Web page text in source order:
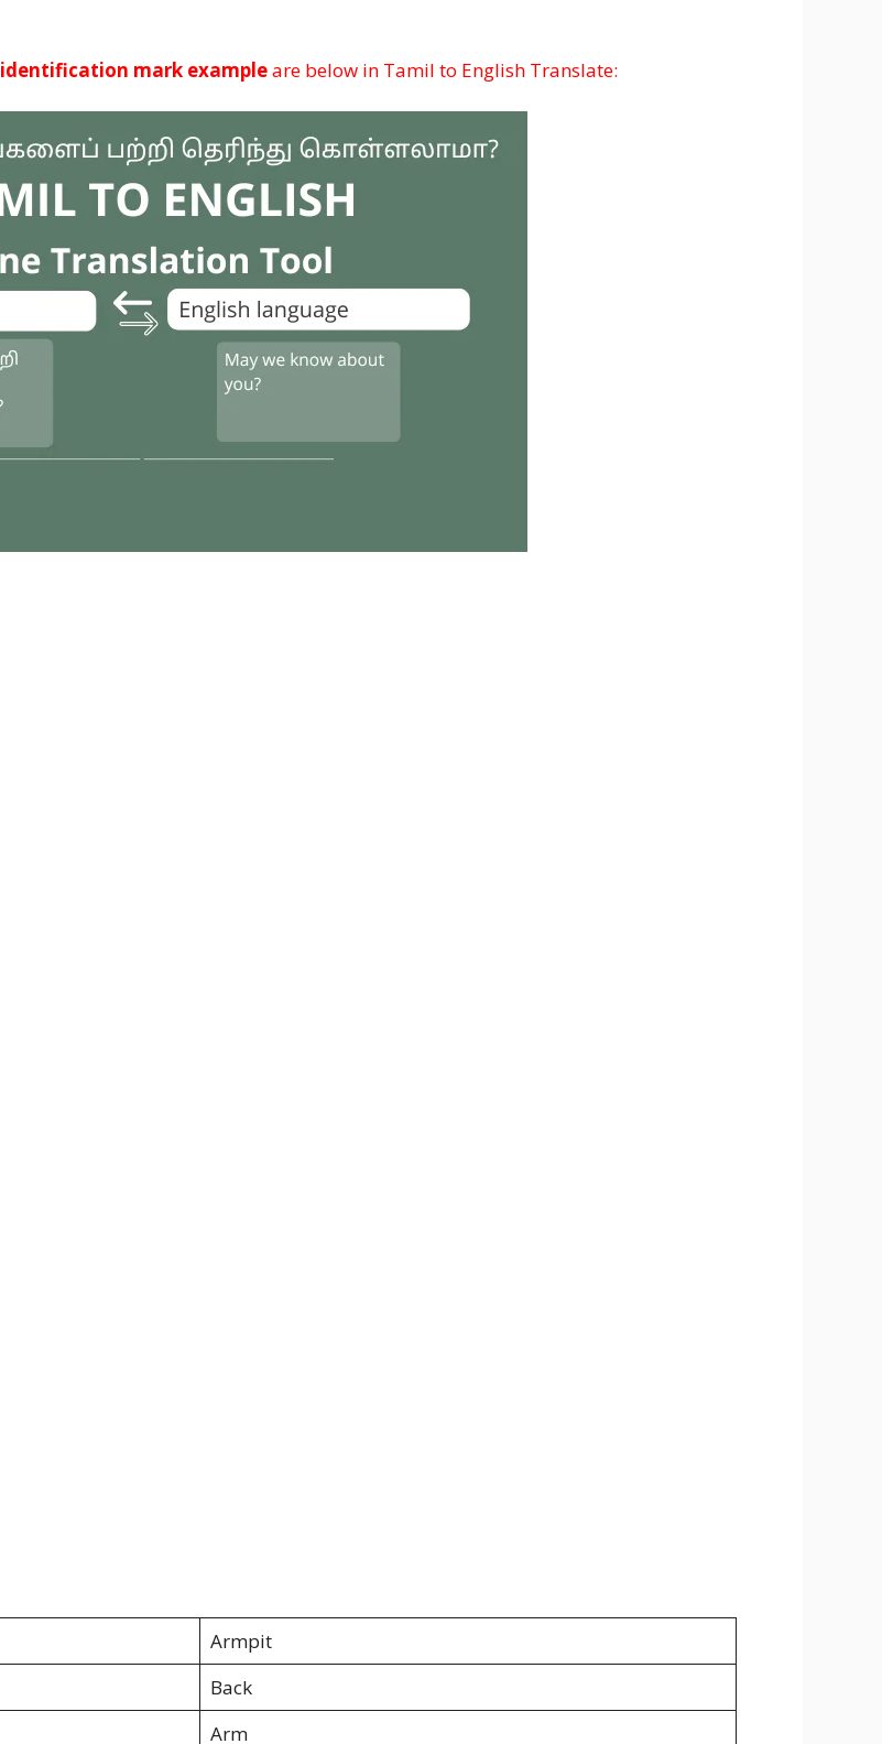
identification mark exampleare below in Tamil to English Translate:
Armpit
Back
Arm